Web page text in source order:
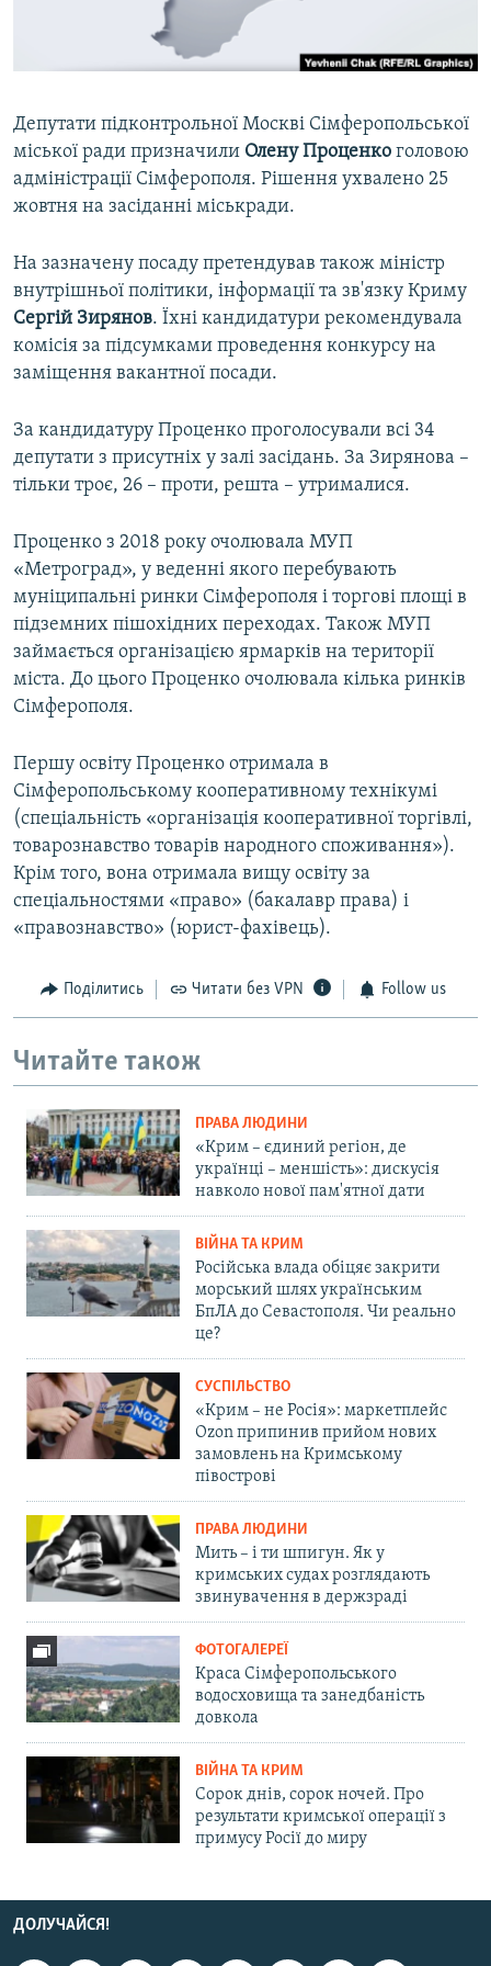
ВІДЕОУРОКИ «ELIFBE»
ІНФОГРАФІКА
Qırımtatar
ДОЛУЧАЙСЯ!
Депутати підконтрольної Москві Сімферопольської
міської ради призначили Олену Проценко головою
адміністрації Сімферополя. Рішення ухвалено 25
жовтня на засіданні міськради.
На зазначену посаду претендував також міністр
внутрішньої політики, інформації та зв'язку Криму
Сергій Зирянов. Їхні кандидатури рекомендувала
комісія за підсумками проведення конкурсу на
заміщення вакантної посади.
За кандидатуру Проценко проголосували всі 34
депутати з присутніх у залі засідань. За Зирянова –
тільки троє, 26 – проти, решта – утрималися.
Проценко з 2018 року очолювала МУП
«Метроград», у веденні якого перебувають
муніципальні ринки Сімферополя і торгові площі в
підземних пішохідних переходах. Також МУП
займається організацією ярмарків на території
міста. До цього Проценко очолювала кілька ринків
Сімферополя.
Першу освіту Проценко отримала в
Сімферопольському кооперативному технікумі
(спеціальність «організація кооперативної торгівлі,
товарознавство товарів народного споживання»).
Крім того, вона отримала вищу освіту за
спеціальностями «право» (бакалавр права) і
«правознавство» (юрист-фахівець).
Поділитись Читати без VPN Follow us
Читайте також
ПРАВА ЛЮДИНИ
«Крим – єдиний регіон, де
українці – меншість»: дискусія
навколо нової пам'ятної дати
ВІЙНА ТА КРИМ
Російська влада обіцяє закрити
морський шлях українським
БпЛА до Севастополя. Чи реально
це?
СУСПІЛЬСТВО
«Крим – не Росія»: маркетплейс
Ozon припинив прийом нових
замовлень на Кримському
півострові
ПРАВА ЛЮДИНИ
Мить – і ти шпигун. Як у
кримських судах розглядають
звинувачення в держзраді
ФОТОГАЛЕРЕЇ
Краса Сімферопольського
водосховища та занедбаність
довкола
ВІЙНА ТА КРИМ
Сорок днів, сорок ночей. Про
результати кримської операції з
примусу Росії до миру
ДОЛУЧАЙСЯ!